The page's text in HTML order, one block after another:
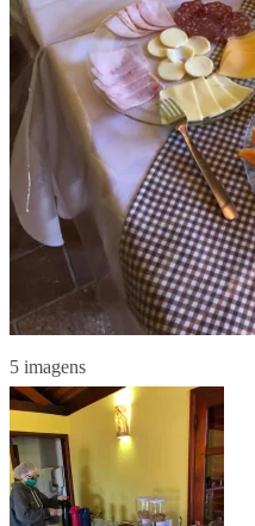
5 imagens